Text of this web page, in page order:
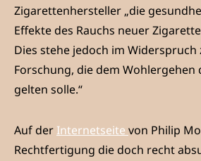
Zigarettenhersteller „die
Effekte des Rauchs neuer
Dies stehe jedoch im Widerspruch
Forschung, die dem Wohlergehen
gelten solle.“
Auf der Internetseite von Philip
Rechtfertigung die doch recht